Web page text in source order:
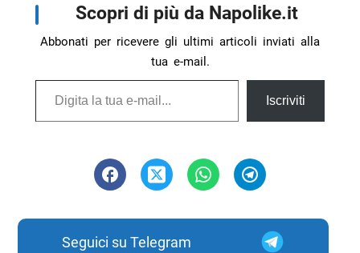
Scopri di più da Napolike.it
Abbonati per ricevere gli ultimi articoli inviati alla
tua e-mail.
Digita la tua e-mail...
Iscriviti
Seguici su Telegram